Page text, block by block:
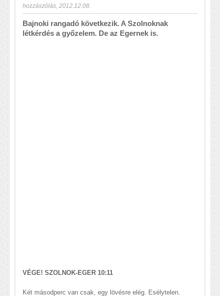
hozzászólás 2012.12.08.
Bajnoki rangadó következik. A Szolnoknak
létkérdés a győzelem. De az Egernek is.
VÉGE! SZOLNOK-EGER 10:11
Két másodperc van csak, egy lövésre elég. Esélytelen.